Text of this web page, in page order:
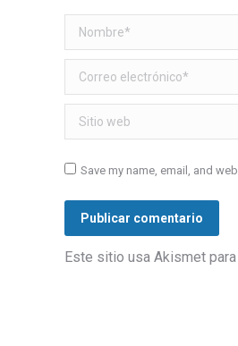
Nombre *
Correo electrónico *
Sitio web
Save my name, email, and
Publicar comentario
Este sitio usa Akismet